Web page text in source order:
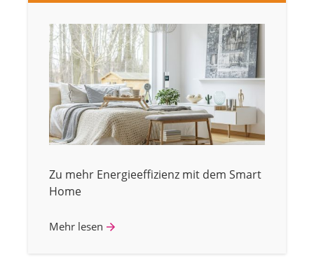
Zu mehr Energieeffizienz mit dem Smart
Home
Mehr lesen